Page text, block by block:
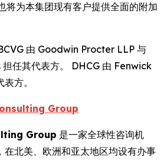
将为本集团现有客户提供全面的附加
由 Goodwin Procter LLP 与
任其代表方。 DHCG 由 Fenwick
方。
Group
Group 是一家全球性咨询机
在北美、欧洲和亚太地区均设有办事